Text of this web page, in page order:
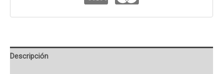
Descripción